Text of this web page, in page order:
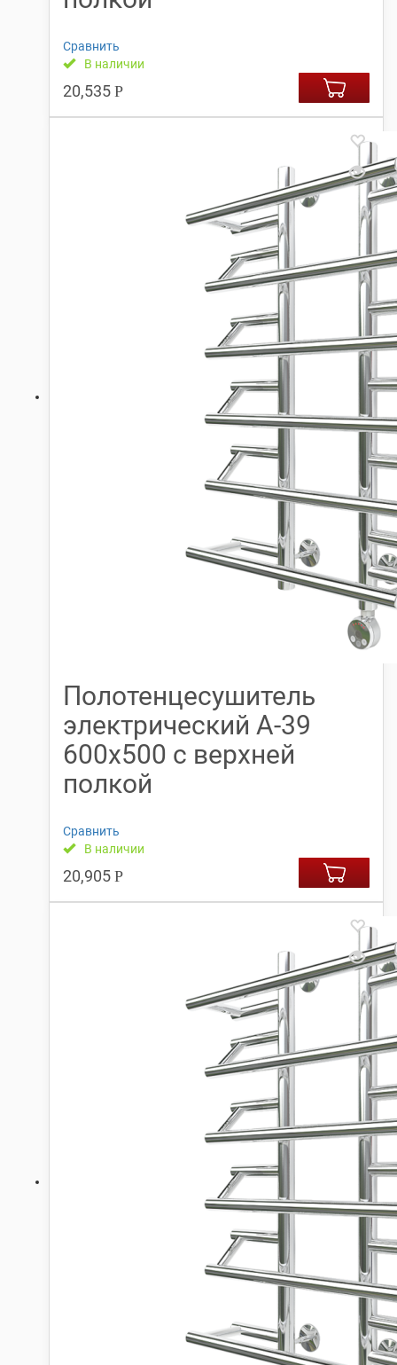
Сравнить
В наличии
20,535 Р
Полотенцесушитель
электрический А-39
600х500 с верхней
полкой
Сравнить
В наличии
20,905 Р